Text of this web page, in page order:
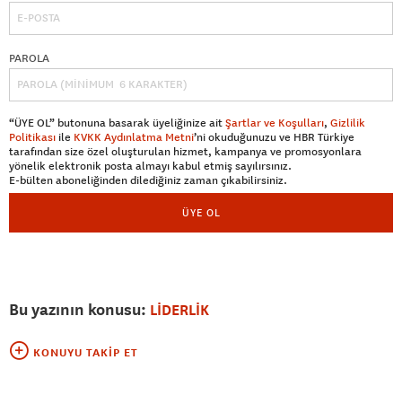
PAROLA
“ÜYE OL” butonuna basarak üyeliğinize aitŞartlar ve Koşulları, Gizlilik
Politikası ile KVKK Aydınlatma Metni’ni okuduğunuzu ve HBR Türkiye
tarafından size özel oluşturulan hizmet, kampanya ve promosyonlara
yönelik elektronik posta almayı kabul etmiş sayılırsınız.
E-bülten aboneliğinden dilediğiniz zaman çıkabilirsiniz.
ÜYE OL
Bu yazının konusu: LİDERLİK
KONUYU TAKIP ET